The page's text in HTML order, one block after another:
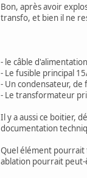
Bon, après avoir
transfo, et bien il ne
- le câble
- Le fusible principal
- Un condensateur,
- Le transformateur
Il y a aussi ce boitier,
documentation
Quel élément pourrait
ablation pourrait